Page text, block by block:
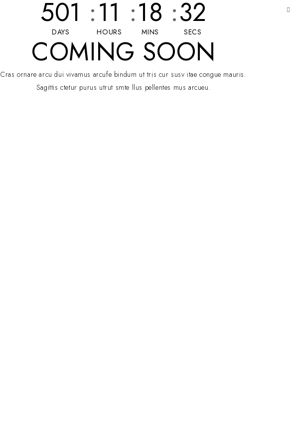
501 :
DAYS
11 :
HOURS
18 :
MINS
32
SECS
COMING SOON
Cras ornare arcu dui vivamus arcufe bindum ut tris cur susv itae congue mauris.
Sagittis ctetur purus utrut smte llus pellentes mus arcueu.